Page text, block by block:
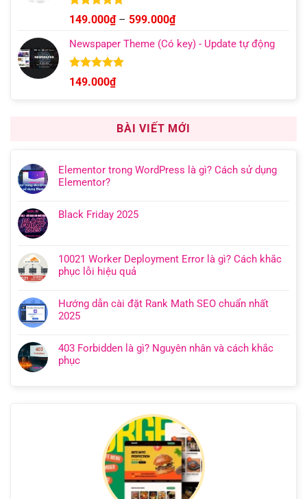
Được xếp
hạng 5.00
5 sao
149.000₫ – 599.000₫Khoảng
từ
Newspaper Theme (Có key) - Update tự động
Được xếp
hạng 4.92
149.000₫
BÀI VIẾT MỚI
Elementor trong WordPress là gì? Cách sử dụng
Elementor?
Black Friday 2025
10021 Worker Deployment Error là gì? Cách khắc
phục lỗi hiệu quả
Hướng dẫn cài đặt Rank Math SEO chuẩn nhất
2025
403 Forbidden là gì? Nguyên nhân và cách khắc
phục